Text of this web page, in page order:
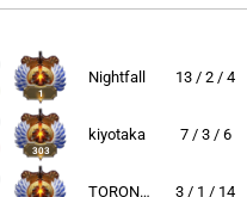
1
Nightfall 13 / 2 / 4
303
kiyotaka 7 / 3 / 6
TORONTOTOKYO 3 / 1 / 14